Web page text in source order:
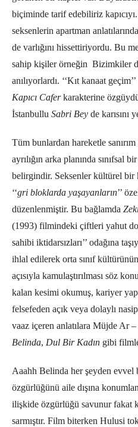
biçiminde tarif edebiliriz
seksenlerin apartman
de varlığını hissettiriyordu. Bu
sahip kişiler örneğin Bizimkiler
anılıyorlardı. ‘‘Kıt kanaat
Kapıcı Caferkarakterine
İstanbullu Sabri Bey de karısını
Tüm bunlardan hareketle
ayrılığın arka planında sınıfsal
belirgindir. Seksenler kültürel bir
‘‘gri bloklarda yaşayanların’’
düzenlenmiştir. Bu bağlamda
(1993) filmindeki çiftleri yahut
sahibi iktidarsızları’’ odağına
ihlal edilerek orta sınıf
açısıyla kamulaştırılması söz
kalan kesimi okumuş, kariyer
felsefeden açık veya dolaylı
vaaz içeren anlatılara Müjde Ar
Belinda, Dul Bir Kadın gibi
Aaahh Belinda her şeyden
özgürlüğünü aile dışına
ilişkide özgürlüğü savunur fakat
sarmıştır. Film biterken Hulusi